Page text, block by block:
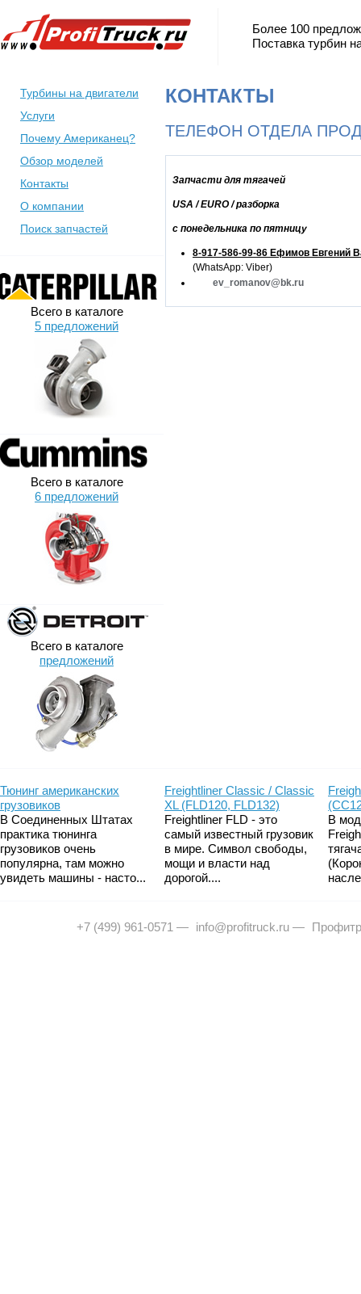
Более 100
Поставка турбин
Турбины на двигатели
Услуги
Почему Американец?
Обзор моделей
Контакты
О компании
Поиск запчастей
Всего в каталоге
5 предложений
Всего в каталоге
6 предложений
Всего в каталоге
предложений
КОНТАКТЫ
ТЕЛЕФОН ОТДЕЛА
Запчасти для тягачей
USA / EURO / разборка
с понедельника по пятницу
8-917-586-99-86 Ефимов Евгений
(WhatsApp: Viber)
ev_romanov@bk.ru
Тюнинг американских
грузовиков
В Соединенных Штатах
практика тюнинга
грузовиков очень
популярна, там можно
увидеть машины - насто...
Freightliner Classic / Classic
XL (FLD120, FLD132)
Freightliner FLD - это
самый известный грузовик
в мире. Символ свободы,
мощи и власти над
дорогой....
В
+7 (499) 961-0571 — info@profitruck.ru —